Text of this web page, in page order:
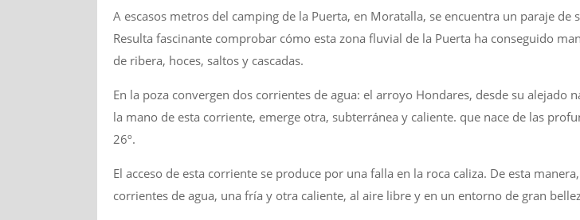
A escasos metros del camping de la Puerta, en Moratalla, se encuentra un paraje
Resulta fascinante comprobar cómo esta zona fluvial de la Puerta ha conseguido
de ribera, hoces, saltos y cascadas.
En la poza convergen dos corrientes de agua: el arroyo Hondares, desde su
la mano de esta corriente, emerge otra, subterránea y caliente. que nace de las
26º.
El acceso de esta corriente se produce por una falla en la roca caliza. De esta
corrientes de agua, una fría y otra caliente, al aire libre y en un entorno de gran